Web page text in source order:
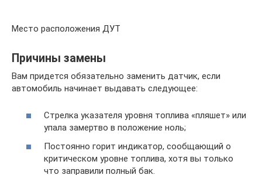
Место расположения ДУТ
Причины замены
Вам придется обязательно заменить датчик, если
автомобиль начинает выдавать следующее:
Стрелка указателя уровня топлива «пляшет» или
упала замертво в положение ноль;
Постоянно горит индикатор, сообщающий о
критическом уровне топлива, хотя вы только
что заправили полный бак.